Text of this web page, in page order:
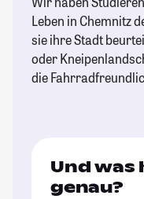
Leben in Chemnitz
sie ihre Stadt
oder
die
Und was
genau?